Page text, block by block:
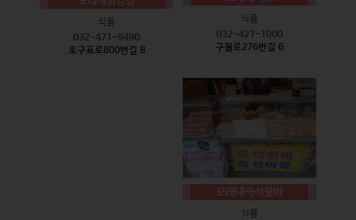
식품
032-471-9490
호구포로800번길 8
식품
032-421-1000
구월로276번길 6
모래내즉석핫바
식품